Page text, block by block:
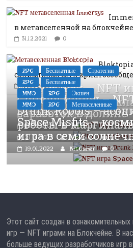
в метавселенной на
31.12.2021 0
социальная сеть
28.12.2021 0
RPG Бесплатные Стратегии
PlanetQuest — NFT
генерируемыми
17.02.2022 NftGamer
RPG Бесплатные
Chumbi Valley –
заработок в
01.02.2022 NftGamer
MMO RPG Экшен
Drunk Robots –
роботы в
21.01.2022 NftGamer 0
MMO RPG Метавселенные
Space Misfits –
игра в семи
19.01.2022 NftGamer 0
Этот сайт создан в
игр — NFT играми на Блокчейне. В
больше ведущих разработчиков игр